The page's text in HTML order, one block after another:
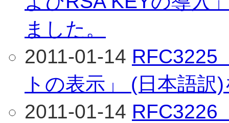
ました。
2011-01-14 RFC3225
トの表示」 (日本語
2011-01-14 RFC3226